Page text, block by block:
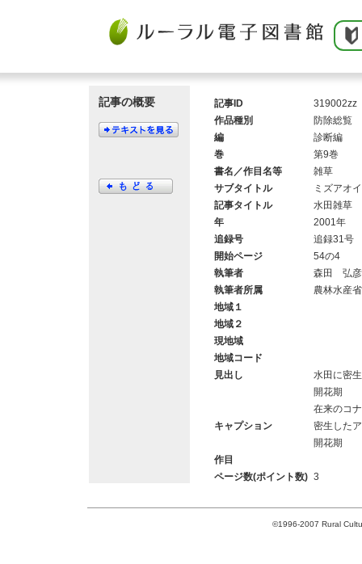
記事の概要 記事ID
319002zz
作品種別
防除総覧
編
診断編
巻
第9巻
書名／作目名等
雑草
サブタイトル
ミズアオ
記事タイトル
水田雑草
年
2001年
追録号
追録31号
開始ページ
54の4
執筆者
森田 弘彦
執筆者所属
農林水産
地域１
地域２
現地域
地域コード
見出し
水田に密
開花期
在来のコ
キャプション
密生した
開花期
作目
ページ数(ポイント数) 3
©1996-2007 Rural